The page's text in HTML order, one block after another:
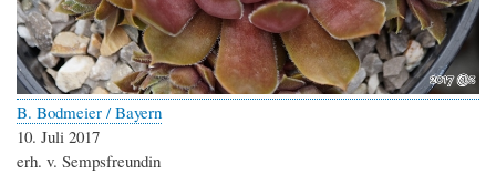
B. Bodmeier / Bayern
10. Juli 2017
erh. v. Sempsfreundin